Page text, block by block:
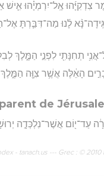
צִדְקִיָּ֜הוּ אֶֽל־יִרְמְיָ֗הוּ
לָ֜נוּ מַה־דִּבַּ֧רְתָּ
תְחִנָּתִ֖י לִפְנֵ֣י הַמֶּ֑לֶךְ
הָאֵ֔לֶּה אֲשֶׁ֥ר צִוָּ֖ה
de
עַד־י֖וֹם אֲשֶׁר־נִלְכְּדָ֣ה
- tanach.us --- Grec : ©